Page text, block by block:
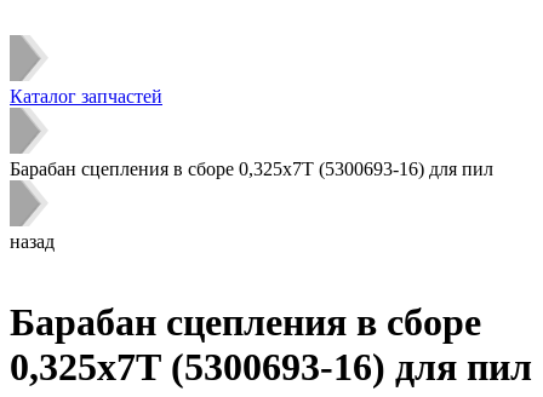
Каталог запчастей
Барабан сцепления в сборе 0,325х7Т (5300693-16) для пил
назад
Барабан сцепления в сборе
0,325х7Т (5300693-16) для пил